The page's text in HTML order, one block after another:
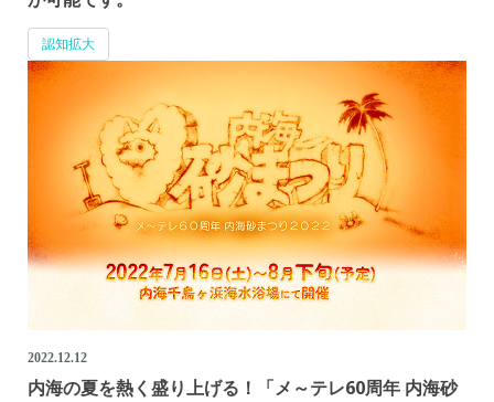
認知拡大
2022.12.12
内海の夏を熱く盛り上げる！「メ～テレ60周年 内海砂